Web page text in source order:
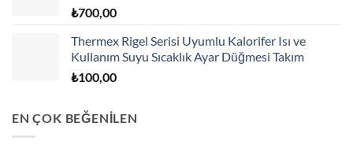
₺700,00
Thermex Rigel Serisi Uyumlu Kalorifer Isı ve
Kullanım Suyu Sıcaklık Ayar Düğmesi Takım
₺100,00
EN ÇOK BEĞENİLEN